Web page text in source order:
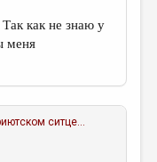
как не знаю у
меня
ситце...